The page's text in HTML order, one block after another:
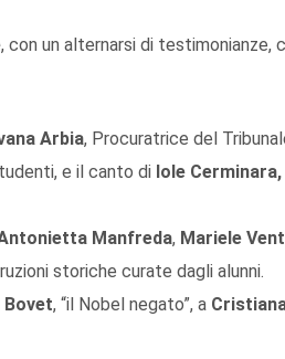
, con un alternarsi di testimonianze,
Arbia, Procuratrice del
e il canto di Iole
Manfreda, Mariele
storiche curate dagli alunni.
Bovet, “il Nobel negato”, a